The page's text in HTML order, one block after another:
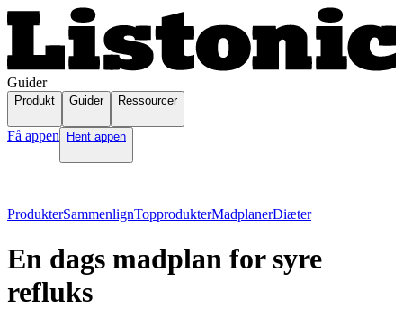
Guider
Produkt Guider Ressourcer
Få appen Hent appen
ProdukterSammenlignTopprodukterMadplanerDiæter
En dags madplan for syre
refluks